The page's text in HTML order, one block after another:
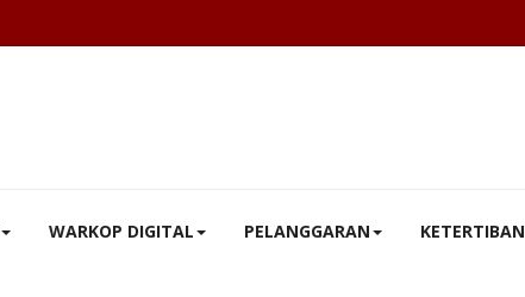
WARKOP DIGITAL PELANGGARAN KETERTIBAN